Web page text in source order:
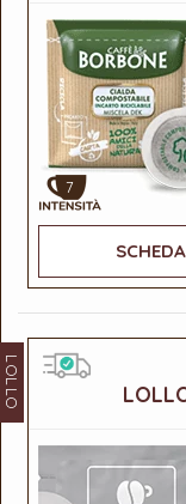
7
SCHEDA
LOLLO